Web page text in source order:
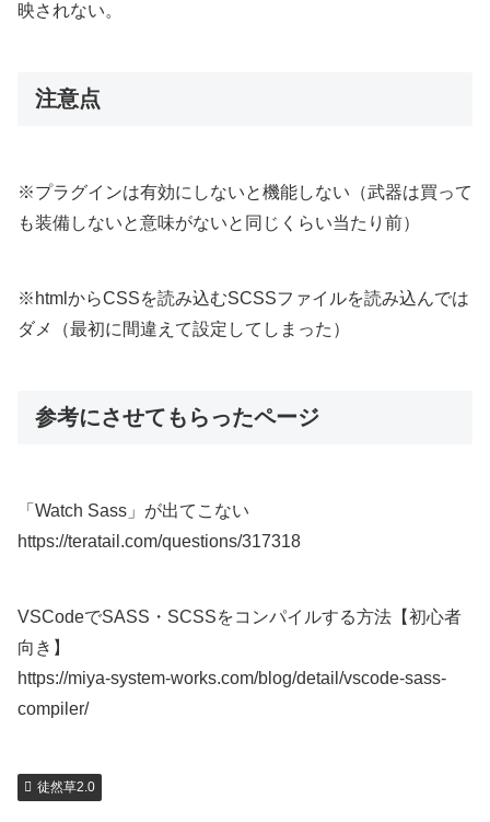
映されない。
注意点
※プラグインは有効にしないと機能しない（武器は買って
も装備しないと意味がないと同じくらい当たり前）
※htmlからCSSを読み込むSCSSファイルを読み込んでは
ダメ（最初に間違えて設定してしまった）
参考にさせてもらったページ
「Watch Sass」が出てこない
https://teratail.com/questions/317318
VSCodeでSASS・SCSSをコンパイルする方法【初心者
向き】
https://miya-system-works.com/blog/detail/vscode-sass-
compiler/
徒然草2.0